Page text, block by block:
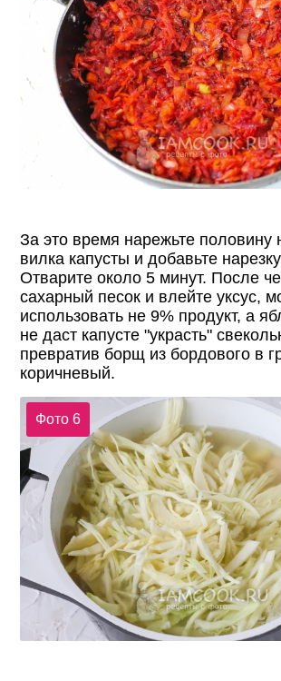
За это время нарежьте половину
вилка капусты и добавьте
Отварите около 5 минут. После
сахарный песок и влейте уксус,
использовать не 9% продукт, а
не даст капусте "украсть"
превратив борщ из бордового в
коричневый.
Фото 6